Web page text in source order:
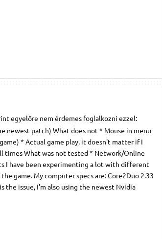
egyelőre nem érdemes foglalkozni ezzel:
newest patch) What does not * Mouse in menu
* Actual game play, it doesn't matter if I
times What was not tested * Network/Online
I have been experimenting a lot with different
game. My computer specs are: Core2Duo 2.33
the issue, I'm also using the newest Nvidia